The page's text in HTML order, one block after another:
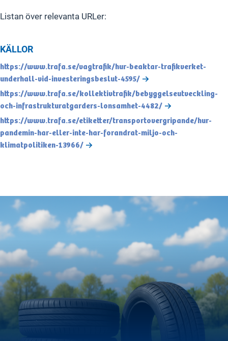
Listan över relevanta URLer:
KÄLLOR
https://www.trafa.se/vagtrafik/hur-beaktar-trafikverket-
underhall-vid-investeringsbeslut-4595/
https://www.trafa.se/kollektivtrafik/bebyggelseutveckling-
och-infrastrukturatgarders-lonsamhet-4482/
https://www.trafa.se/etiketter/transportovergripande/hur-
pandemin-har-eller-inte-har-forandrat-miljo-och-
klimatpolitiken-13966/